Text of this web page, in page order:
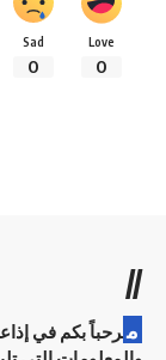
Love
0
Sad
0
الكندي
تحكيم